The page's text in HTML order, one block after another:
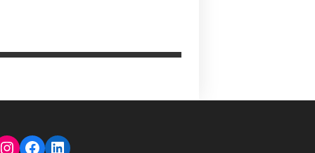
Facebook
LinkedIn